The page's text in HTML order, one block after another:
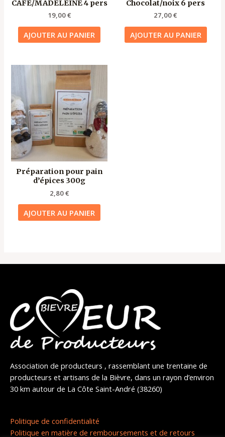
CAFÉ/MADELEINE 4 pers
19,00€
AJOUTER AU PANIER
Chocolat/noix 6 pers
27,00€
AJOUTER AU PANIER
Préparation pour pain
d’épices 300g
2,80€
AJOUTER AU PANIER
Association de producteurs , rassemblant une trentaine de
producteurs et artisans de la Bièvre, dans un rayon d’environ
30 km autour de La Côte Saint-André (38260)
Politique de confidentialité
Politique en matière de remboursements et de retours